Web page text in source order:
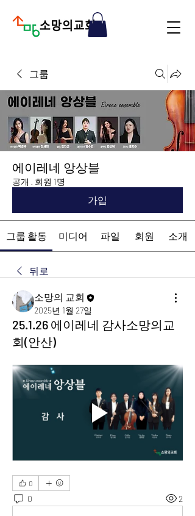
그룹
에이레네 앙상블
공개 · 회원 1명
가입
그룹 활동 미디어 파일 회원 소개
뒤로
소망의 교회
2025년 1월 27일
25.1.26 에이레네 감사소망의교
회(안산)
0
0 2